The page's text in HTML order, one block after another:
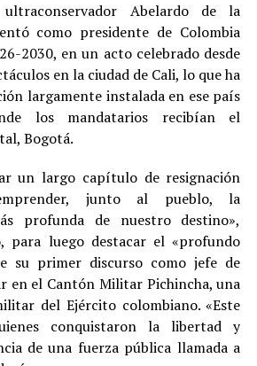
Abelardo de la
como presidente de Colombia
2030, en un acto celebrado desde
en la ciudad de Cali, lo que ha
largamente instalada en ese país
los mandatarios recibían el
Bogotá.
un largo capítulo de resignación
junto al pueblo, la
profunda de nuestro destino»,
luego destacar el «profundo
su primer discurso como jefe de
en el Cantón Militar Pichincha, una
del Ejército colombiano. «Este
conquistaron la libertad y
de una fuerza pública llamada a